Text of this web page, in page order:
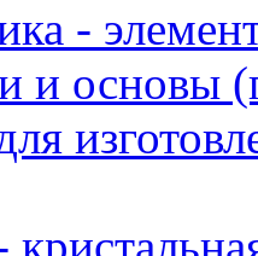
-
и основы